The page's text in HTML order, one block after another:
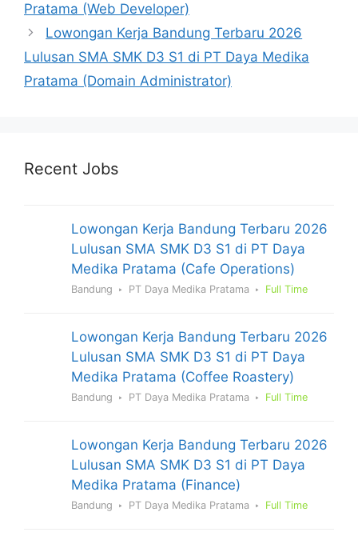
Pratama (Web Developer)
Lowongan Kerja Bandung Terbaru 2026
Lulusan SMA SMK D3 S1 di PT Daya Medika
Pratama (Domain Administrator)
Recent Jobs
Lowongan Kerja Bandung Terbaru 2026
Lulusan SMA SMK D3 S1 di PT Daya
Medika Pratama (Cafe Operations)
Bandung PT Daya Medika Pratama Full Time
Lowongan Kerja Bandung Terbaru 2026
Lulusan SMA SMK D3 S1 di PT Daya
Medika Pratama (Coffee Roastery)
Bandung PT Daya Medika Pratama Full Time
Lowongan Kerja Bandung Terbaru 2026
Lulusan SMA SMK D3 S1 di PT Daya
Medika Pratama (Finance)
Bandung PT Daya Medika Pratama Full Time